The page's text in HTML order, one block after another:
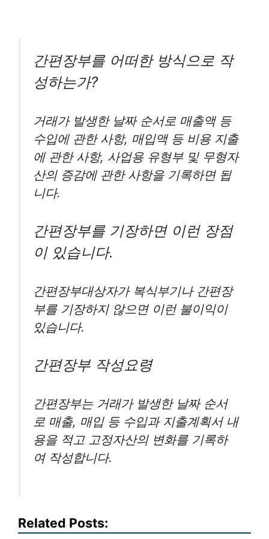
간편장부를 어떠한 방식으로 작
성하는가?
거래가 발생한 날짜 순서로 매출액 등
수입에 관한 사항, 매입액 등 비용 지출
에 관한 사항, 사업용 유형부 및 무형자
산의 증감에 관한 사항을 기록하면 됩
니다.
간편장부를 기장하면 이런 장점
이 있습니다.
간편장부대상자가 복식부기나 간편장
부를 기장하지 않으면 이런 불이익이
있습니다.
간편장부 작성요령
간편장부는 거래가 발생한 날짜 순서
로 매출, 매입 등 수입과 지출계획서 내
용을 적고 고정자산의 변화를 기록하
여 작성합니다.
Related Posts: